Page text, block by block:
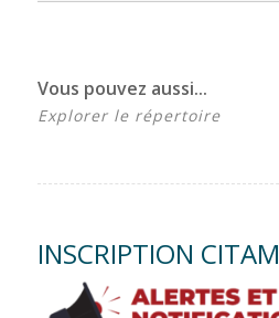
Vous pouvez aussi...
Explorer le répertoire
INSCRIPTION CITAM